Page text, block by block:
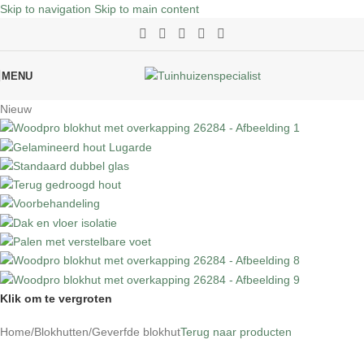
Skip to navigation Skip to main content
MENU
Nieuw
Klik om te vergroten
Home/Blokhutten/Geverfde blokhutTerug naar producten